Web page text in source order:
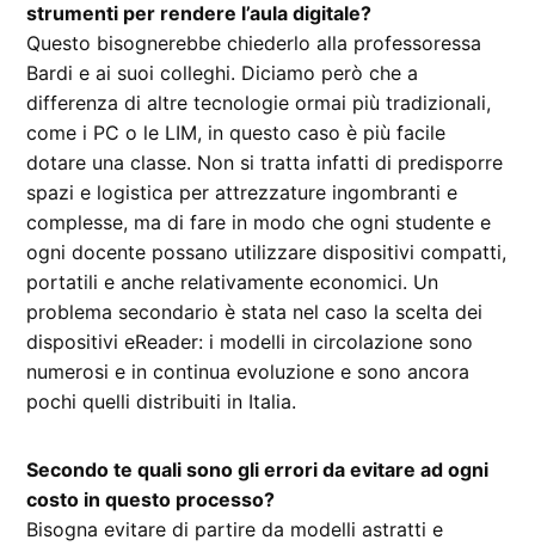
strumenti per rendere l’aula digitale?
Questo bisognerebbe chiederlo alla professoressa
Bardi e ai suoi colleghi. Diciamo però che a
differenza di altre tecnologie ormai più tradizionali,
come i PC o le LIM, in questo caso è più facile
dotare una classe. Non si tratta infatti di predisporre
spazi e logistica per attrezzature ingombranti e
complesse, ma di fare in modo che ogni studente e
ogni docente possano utilizzare dispositivi compatti,
portatili e anche relativamente economici. Un
problema secondario è stata nel caso la scelta dei
dispositivi eReader: i modelli in circolazione sono
numerosi e in continua evoluzione e sono ancora
pochi quelli distribuiti in Italia.
Secondo te quali sono gli errori da evitare ad ogni
costo in questo processo?
Bisogna evitare di partire da modelli astratti e